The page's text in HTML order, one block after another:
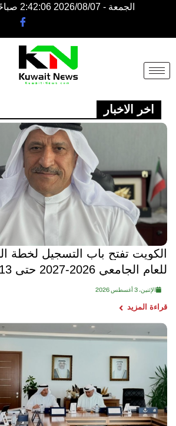
الجمعة - 2026/08/07 2:42:06 صباحًا
NE
NEWS
ELEMENTOR
اخر الاخبار
الكويت تفتح باب التسجيل لخطة
للعام الجامعي 2026-2027 حتى 13 أغسطس
الإثنين، 3 أغسطس 2026
قراءة المزيد